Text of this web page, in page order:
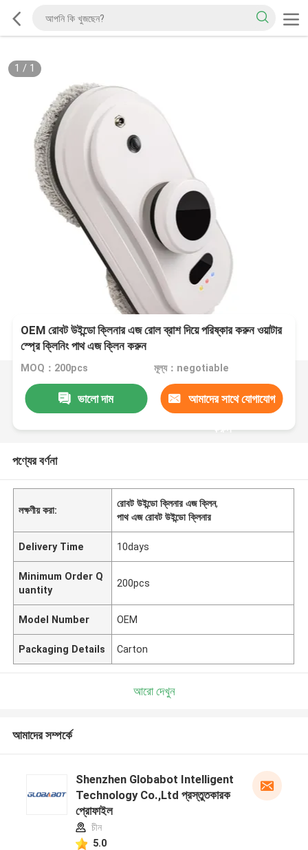
1 / 1
OEM রোবট উইন্ডো ক্লিনার এজ রোল ব্রাশ দিয়ে পরিষ্কার করুন ওয়াটার
স্প্রে ক্লিনিং পাথ এজ ক্লিন করুন
MOQ：200pcs মূল্য：negotiable
ভালো দাম আমাদের সাথে যোগাযোগ
করুন
পণ্যের বর্ণনা
লক্ষণীয় করা:
রোবট উইন্ডো ক্লিনার এজ ক্লিন,
পাথ এজ রোবট উইন্ডো ক্লিনার
Delivery Time 10days
Minimum Order Q
uantity
200pcs
Model Number OEM
Packaging Details Carton
আরো দেখুন
আমাদের সম্পর্কে
Shenzhen Globabot Intelligent
Technology Co.,Ltd প্রস্তুতকারক
প্রোফাইল
চীন
5.0